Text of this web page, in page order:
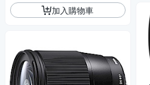
加入購物車